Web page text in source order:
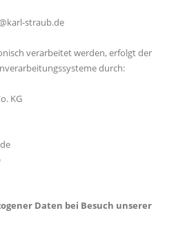
straub.de
verarbeitet werden, erfolgt der
durch:
KG
Daten bei Besuch unserer